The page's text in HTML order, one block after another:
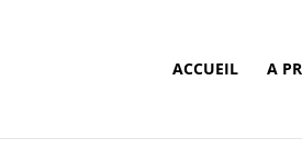
ACCUEIL A